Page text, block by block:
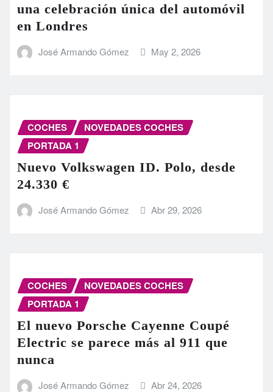
una celebración única del automóvil
en Londres
José Armando Gómez May 2, 2026
COCHES
NOVEDADES COCHES
PORTADA 1
Nuevo Volkswagen ID. Polo, desde
24.330 €
José Armando Gómez Abr 29, 2026
COCHES
NOVEDADES COCHES
PORTADA 1
El nuevo Porsche Cayenne Coupé
Electric se parece más al 911 que
nunca
José Armando Gómez Abr 24, 2026